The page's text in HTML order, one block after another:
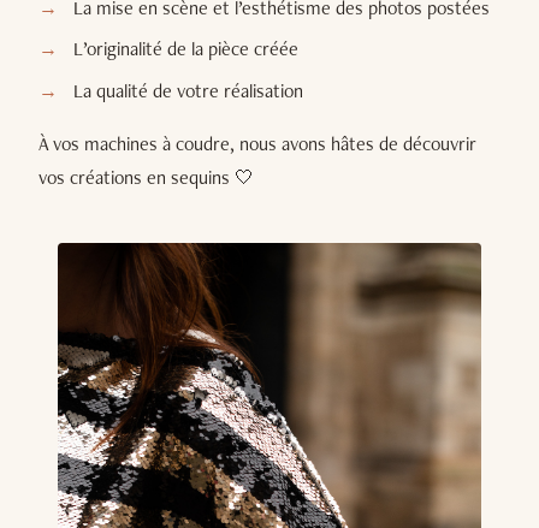
La mise en scène et l’esthétisme des photos postées
L’originalité de la pièce créée
La qualité de votre réalisation
À vos machines à coudre, nous avons hâtes de découvrir
vos créations en sequins 🤍